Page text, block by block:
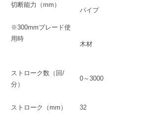
切断能力（mm）
※300mmブレード使
用時
パイプ
木材
ストローク数（回/
分）
0～3000
ストローク（mm） 32